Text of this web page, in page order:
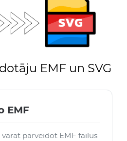
EMF un SVG
EMF
pārveidot EMF failus